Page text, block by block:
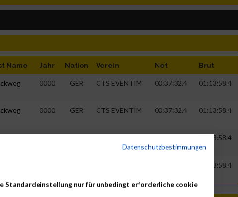
Name Jahr Nation Verein Net Brut
0000 GER CTS EVENTIM 00:37:32.4 01:13:58.4
0000 GER CTS EVENTIM 00:37:32.4 01:13:58.4
01:13:58.4
01:13:58.4
Datenschutzbestimmungen
Standardeinstellung nur für unbedingt erforderliche cookie